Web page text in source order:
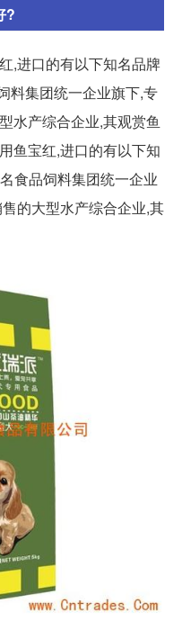
?
,进口的有以下知名品牌
料集团统一企业旗下,专
水产综合企业,其观赏鱼
鱼宝红,进口的有以下知
食品饲料集团统一企业
的大型水产综合企业,其